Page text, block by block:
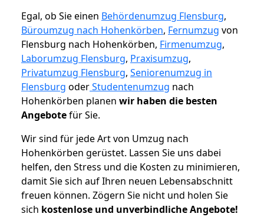
Egal, ob Sie einen Behördenumzug Flensburg,
Büroumzug nach Hohenkörben, Fernumzug von
Flensburg nach Hohenkörben, Firmenumzug,
Laborumzug Flensburg, Praxisumzug,
Privatumzug Flensburg, Seniorenumzug in
Flensburg oderStudentenumzug nach
Hohenkörben planen wir haben die besten
Angebotefür Sie.
Wir sind für jede Art von Umzug nach
Hohenkörben gerüstet. Lassen Sie uns dabei
helfen, den Stress und die Kosten zu minimieren,
damit Sie sich auf Ihren neuen Lebensabschnitt
freuen können. Zögern Sie nicht und holen Sie
sich kostenlose und unverbindliche Angebote!